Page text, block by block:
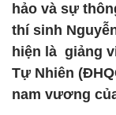
hảo và sự
thí sinh
hiện là giảng
Tự Nhiên
nam vương